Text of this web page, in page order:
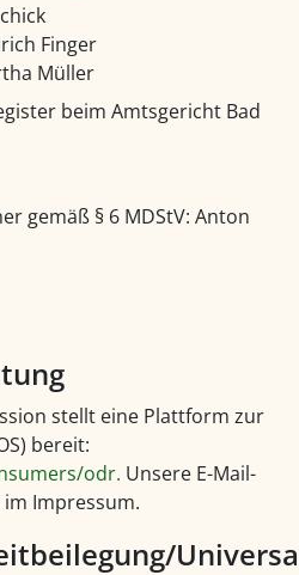
Finger
Müller
beim Amtsgericht Bad
gemäß § 6 MDStV: Anton
stellt eine Plattform zur
bereit:
odr. Unsere E-Mail-
Impressum.